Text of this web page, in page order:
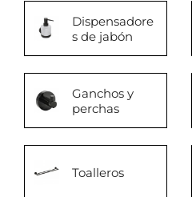
Dispensadore
s de jabón
Ganchos y
perchas
Toalleros